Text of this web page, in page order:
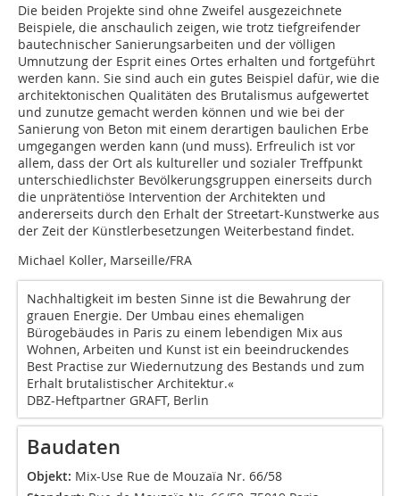
Die beiden Projekte sind ohne Zweifel ausgezeichnete
Beispiele, die anschaulich zeigen, wie trotz tiefgreifender
bautechnischer Sanierungsarbeiten und der völligen
Umnutzung der Esprit eines Ortes erhalten und fortgeführt
werden kann. Sie sind auch ein gutes Beispiel dafür, wie die
architektonischen Qualitäten des Brutalismus aufgewertet
und zunutze gemacht werden können und wie bei der
Sanierung von Beton mit einem derartigen baulichen Erbe
umgegangen werden kann (und muss). Erfreulich ist vor
allem, dass der Ort als kultureller und sozialer Treffpunkt
unterschiedlichster Bevölkerungsgruppen einerseits durch
die unprätentiöse Intervention der Architekten und
andererseits durch den Erhalt der Streetart-Kunstwerke aus
der Zeit der Künstlerbesetzungen Weiterbestand findet.
Michael Koller, Marseille/FRA
Nachhaltigkeit im besten Sinne ist die Bewahrung der
grauen Energie. Der Umbau eines ehemaligen
Bürogebäudes in Paris zu einem lebendigen Mix aus
Wohnen, Arbeiten und Kunst ist ein beeindruckendes
Best Practise zur Wiedernutzung des Bestands und zum
Erhalt brutalistischer Architektur.«
DBZ-Heftpartner GRAFT, Berlin
Baudaten
Objekt: Mix-Use Rue de Mouzaïa Nr. 66/58